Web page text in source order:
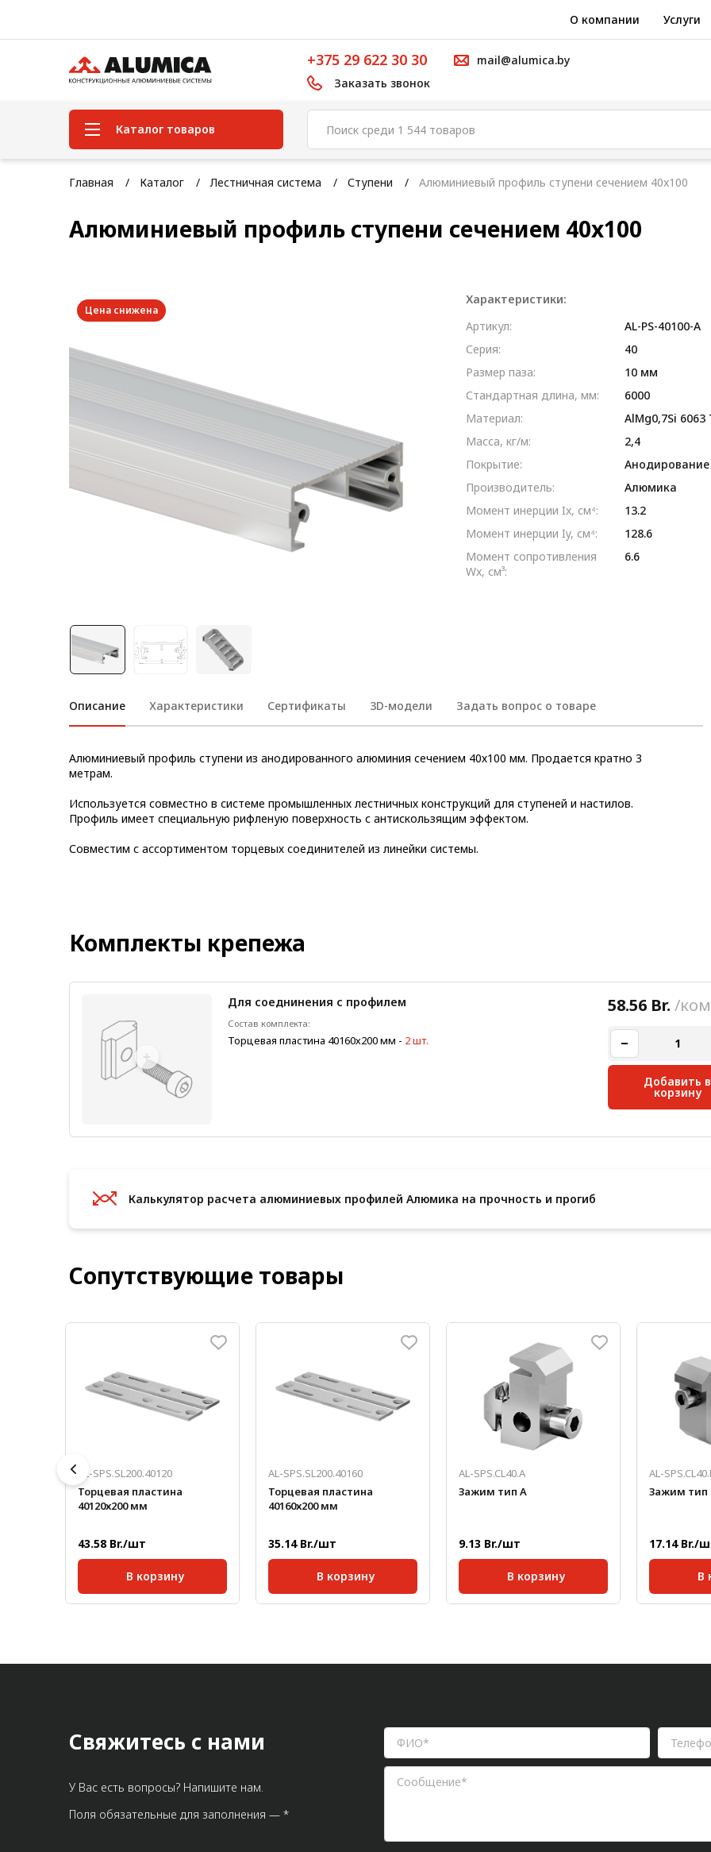
О компании Услуги
+375 29 622 30 30
Заказать звонок
mail@alumica.by
Каталог товаров
Система конструкционного
Конструкционная трубная
система
Кабельные короба
Лестничная система
Система V-паза NEW!
Алюминиевые промышленные
ограждения
Алюминиевая промышленная
назначения
Радиаторный алюминиевый
профиль NEW!
Лист алюминиевый
Конструкции из профиля
обработки профиля
Главная Каталог Лестничная система Ступени Алюминиевый профиль ступени сечением 40x100
Алюминиевый профиль ступени сечением 40x100
Цена снижена
Описание Характеристики Сертификаты 3D-модели Задать вопрос о товаре
Алюминиевый профиль ступени из анодированного алюминия сечением 40х100 мм. Продается кратно 3
метрам.
Используется совместно в системе промышленных лестничных конструкций для ступеней и настилов.
Профиль имеет специальную рифленую поверхность с антискользящим эффектом.
Совместим с ассортиментом торцевых соединителей из линейки системы.
Характеристики:
Артикул:
AL-PS-40100-A
Серия:
40
Размер паза:
10 мм
Стандартная длина, мм:
6000
Материал:
AlMg0,7Si 6063
Масса, кг/м:
2,4
Покрытие:
Анодирование
Производитель:
Алюмика
Момент инерции Ix, см⁴:
13.2
Момент инерции Iy, см⁴:
128.6
Момент сопротивления
Wx, см³:
6.6
Комплекты крепежа
Для соеднинения с профилем
Состав комплекта:
Торцевая пластина 40160х200 мм - 2 шт.
58.56 Br. /
Добавить в
корзину
Калькулятор расчета алюминиевых профилей Алюмика на прочность и прогиб
Сопутствующие товары
AL-SPS.SL200.40120
Торцевая пластина
40120х200 мм
43.58 Br./шт
В корзину
Ширина, мм:
200
AL-SPS.SL200.40160
Торцевая пластина
40160х200 мм
35.14 Br./шт
В корзину
Ширина, мм:
200
AL-SPS.CL40.A
Зажим тип А
9.13 Br./шт
В корзину
AL-
Зажим тип
17.14 Br./
В
Свяжитесь с нами
У Вас есть вопросы? Напишите нам.
Поля обязательные для заполнения — *